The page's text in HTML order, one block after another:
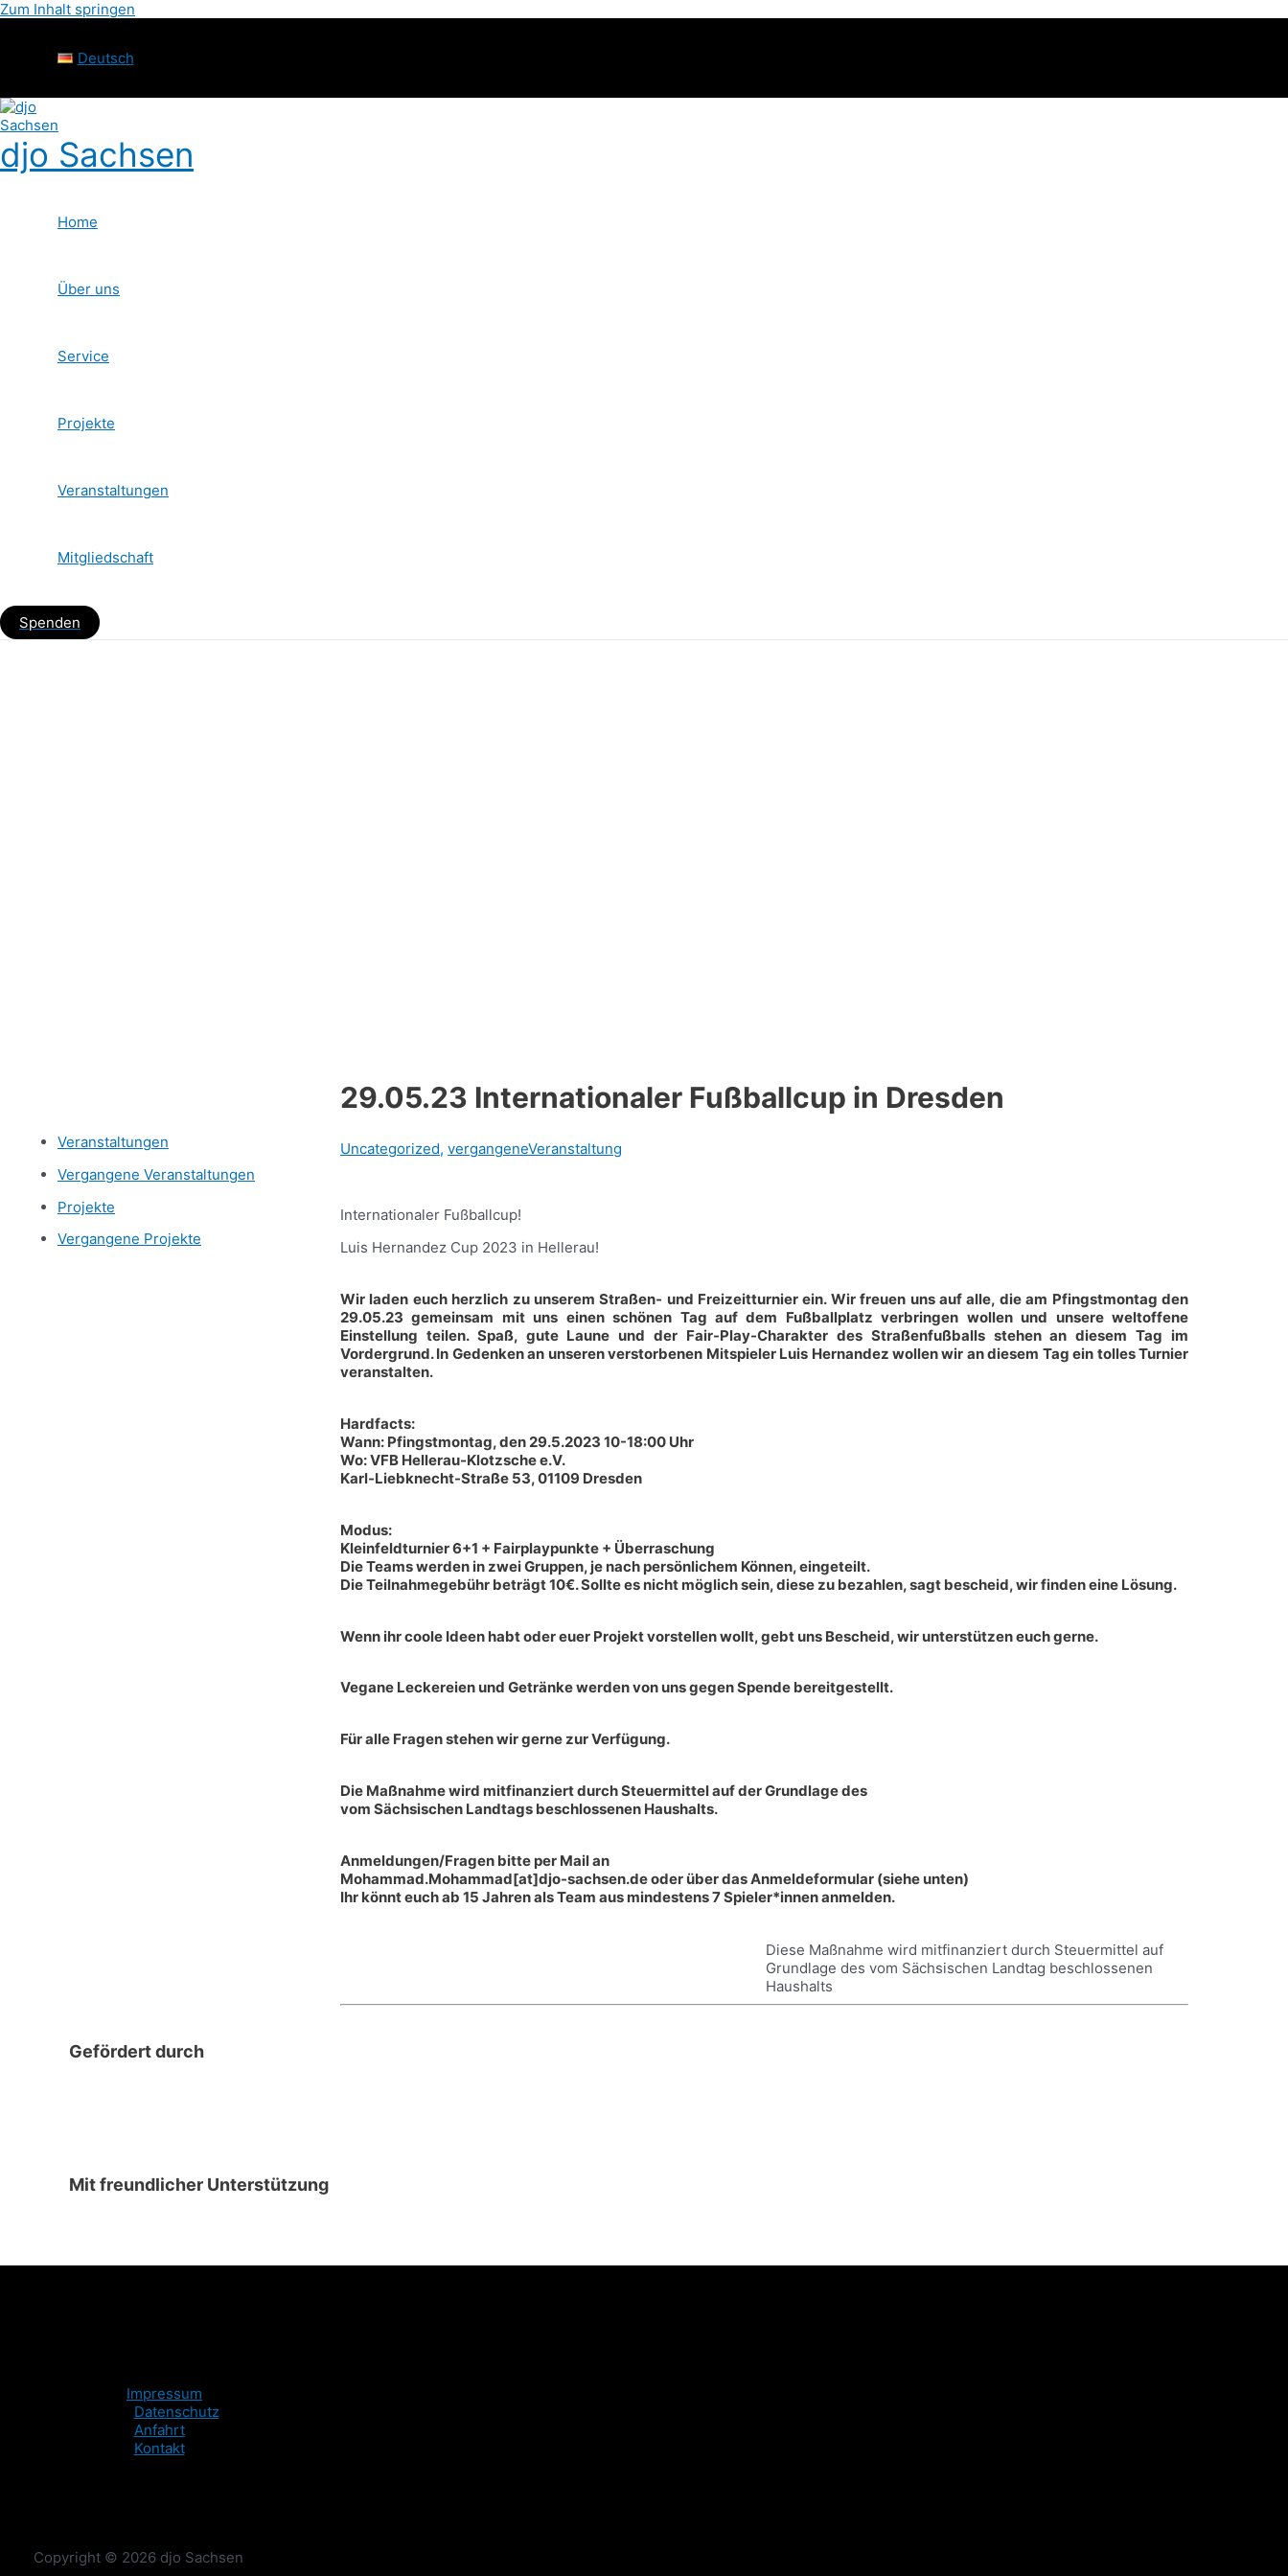
Zum Inhalt springen
Deutsch
djo Sachsen
Home
Über uns
Service
Projekte
Veranstaltungen
Mitgliedschaft
Spenden
Veranstaltungen
Vergangene Veranstaltungen
Projekte
Vergangene Projekte
29.05.23 Internationaler Fußballcup in Dresden
Uncategorized, vergangeneVeranstaltung
Internationaler Fußballcup!
Luis Hernandez Cup 2023 in Hellerau!
Wir laden euch herzlich zu unserem Straßen- und Freizeitturnier ein. Wir freuen uns auf alle, die am Pfingstmontag den
29.05.23 gemeinsam mit uns einen schönen Tag auf dem Fußballplatz verbringen wollen und unsere weltoffene
Einstellung teilen. Spaß, gute Laune und der Fair-Play-Charakter des Straßenfußballs stehen an diesem Tag im
Vordergrund. In Gedenken an unseren verstorbenen Mitspieler Luis Hernandez wollen wir an diesem Tag ein tolles Turnier
veranstalten.
Hardfacts:
Wann: Pfingstmontag, den 29.5.2023 10-18:00 Uhr
Wo:VFB Hellerau-Klotzsche e.V.
Karl-Liebknecht-Straße 53, 01109 Dresden
Modus:
Kleinfeldturnier 6+1 + Fairplaypunkte + Überraschung
Die Teams werden in zwei Gruppen, je nach persönlichem Können, eingeteilt.
Die Teilnahmegebühr beträgt 10€. Sollte es nicht möglich sein, diese zu bezahlen, sagt bescheid, wir finden eine Lösung.
Wenn ihr coole Ideen habt oder euer Projekt vorstellen wollt, gebt uns Bescheid, wir unterstützen euch gerne.
Vegane Leckereien und Getränke werden von uns gegen Spende bereitgestellt.
Für alle Fragen stehen wir gerne zur Verfügung.
Die Maßnahme wird mitfinanziert durch Steuermittel auf der Grundlage des
vom Sächsischen Landtags beschlossenen Haushalts.
Anmeldungen/Fragen bitte per Mail an
Mohammad.Mohammad[at]djo-sachsen.de oder über das Anmeldeformular (siehe unten)
Ihr könnt euch ab 15 Jahren als Team aus mindestens 7 Spieler*innen anmelden.
Diese Maßnahme wird mitfinanziert durch Steuermittel auf
Grundlage des vom Sächsischen Landtag beschlossenen
Haushalts
Gefördert durch
Mit freundlicher Unterstützung
Impressum
Datenschutz
Anfahrt
Kontakt
Copyright © 2026 djo Sachsen